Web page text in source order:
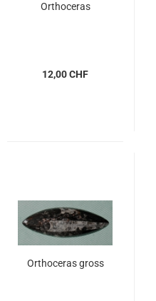
Orthoceras
12,00 CHF
Orthoceras gross